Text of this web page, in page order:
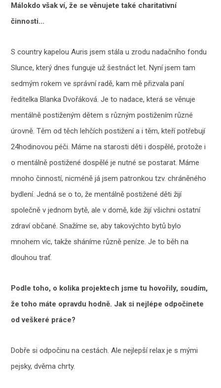
Málokdo však ví, že se věnujete také charitativní
činnosti…
S country kapelou Auris jsem stála u zrodu nadačního fondu
Slunce, který dnes funguje už šestnáct let. Nyní jsem tam
sedmým rokem ve správní radě, kam mě přizvala paní
ředitelka Blanka Dvořáková. Je to nadace, která se věnuje
mentálně postiženým dětem s různým postižením různé
úrovně. Těm od těch lehčích postižení a i těm, kteří potřebují
24hodinovou péči. Máme na starosti děti i dospělé, protože i
o mentálně postižené dospělé je nutné se postarat. Máme
mnoho činností, nicméně já jsem patronkou tzv. chráněného
bydlení. Jedná se o to, že mentálně postižené děti žijí
společně v jednom bytě, ale v domě, kde žijí všichni ostatní
zdraví občané. Snažíme se, aby takovýchto bytů bylo
mnohem víc, takže sháníme různě peníze. Je to běh na
dlouhou trať.
Podle toho, o kolika projektech jsme tu hovořily, soudím,
že toho máte opravdu hodně. Jak si nejlépe odpočinete
od veškeré práce?
Dobře si odpočinu na cestách. Ale nejlepší relax je s mými
pejsky, dvěma chrty.